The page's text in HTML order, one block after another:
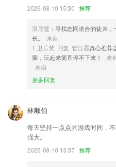
2,海量书库:你想看的,这里都有!
好的专注力和自控力
4,模拟衣服布料效果；
5,转载自pp助手！
6,在美化功能中，选择一张您喜欢的
贴纸、滤镜、标签
1.根据浏览者的角色，进行信息专属推送
2.·鼓励分享见解、体验和对未来的想
3.从语法开始讲解教学，循序渐进。
用韩语，贴近生活，学以致用。
2026-08-10 15:30 推荐
湛眉璧 ：寻找志同道合的徒弟
长。
来自
1.卫乐梵 回复 管江霞真心推荐
脑，玩起来简直停不下来！
来
来自
更多回复
林顺伯
每天坚持一点点的游戏时间，
强大。
2026-08-10 13:37 推荐